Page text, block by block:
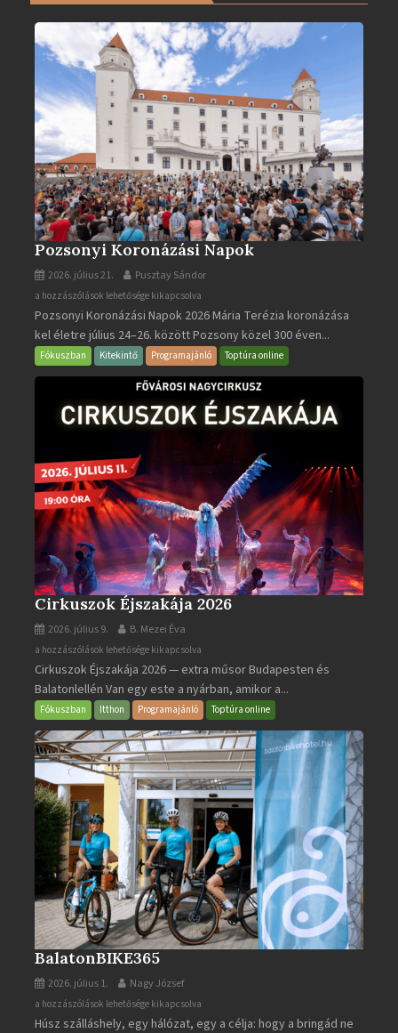
bejegyzéshez
Pozsonyi Koronázási Napok
2026. július 21. Pusztay Sándor
Pozsonyi
Koronázási
Napok
bejegyzéshez
a hozzászólások lehetősége kikapcsolva
Pozsonyi Koronázási Napok 2026 Mária Terézia koronázása
kel életre július 24–26. között Pozsony közel 300 éven...
Fókuszban Kitekintő Programajánló Toptúra online
Cirkuszok Éjszakája 2026
2026. július 9. B. Mezei Éva
Cirkuszok
Éjszakája
2026
bejegyzéshez
a hozzászólások lehetősége kikapcsolva
Cirkuszok Éjszakája 2026 — extra műsor Budapesten és
Balatonlellén Van egy este a nyárban, amikor a...
Fókuszban Itthon Programajánló Toptúra online
BalatonBIKE365
2026. július 1. Nagy József
BalatonBIKE365
bejegyzéshez
a hozzászólások lehetősége kikapcsolva
Húsz szálláshely, egy hálózat, egy a célja: hogy a bringád ne